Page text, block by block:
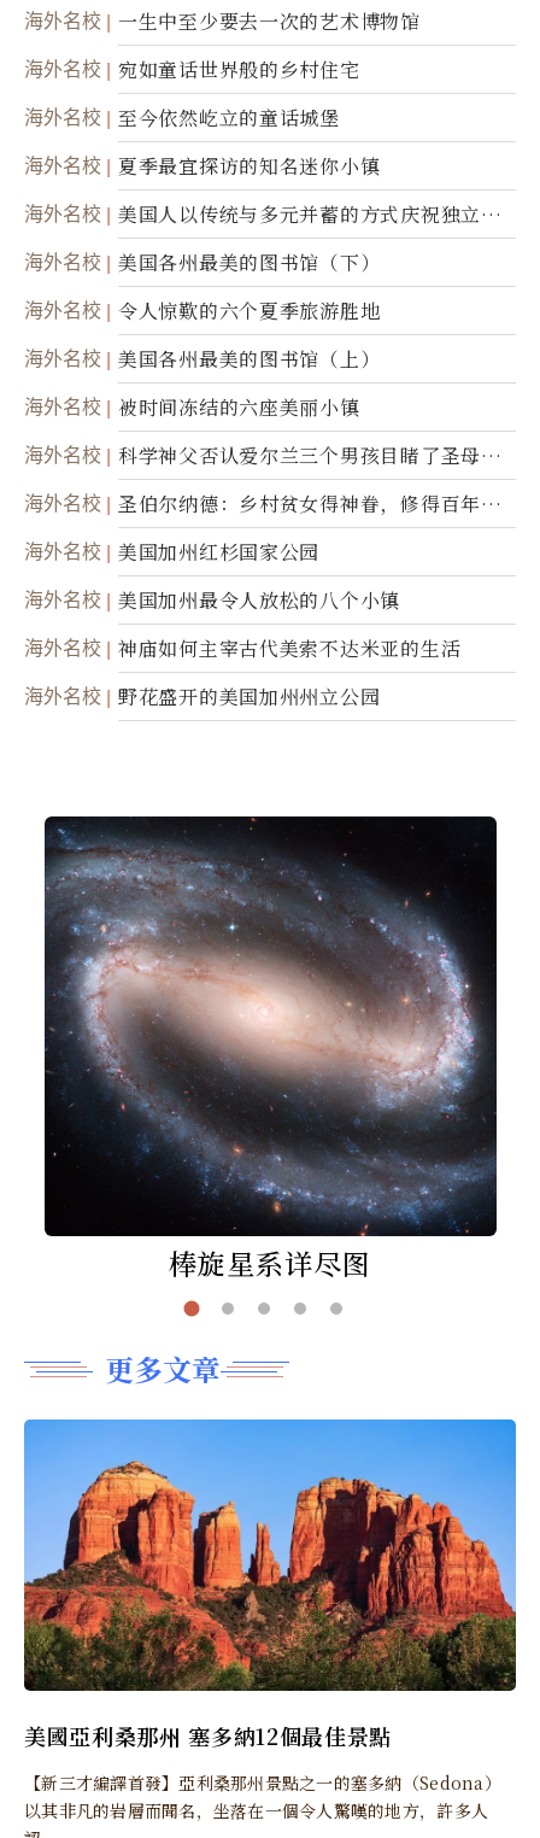
海外名校 一生中至少要去一次的艺术博物馆
海外名校 宛如童话世界般的乡村住宅
海外名校 至今依然屹立的童话城堡
海外名校 夏季最宜探访的知名迷你小镇
海外名校
美国人以传统与多元并蓄的方式庆祝独立日2
50周年
海外名校 美国各州最美的图书馆（下）
海外名校 令人惊歎的六个夏季旅游胜地
海外名校 美国各州最美的图书馆（上）
海外名校 被时间冻结的六座美丽小镇
海外名校
科学神父否认爱尔兰三个男孩目睹了圣母显
灵
海外名校
圣伯尔纳德：乡村贫女得神眷，修得百年不
腐身
海外名校 美国加州红杉国家公园
海外名校 美国加州最令人放松的八个小镇
海外名校 神庙如何主宰古代美索不达米亚的生活
海外名校 野花盛开的美国加州州立公园
棒旋星系详尽图
更多文章
美國亞利桑那州 塞多納12個最佳景點
【新三才編譯首發】亞利桑那州景點之一的塞多納（Sedona）
以其非凡的岩層而聞名，坐落在一個令人驚嘆的地方，許多人